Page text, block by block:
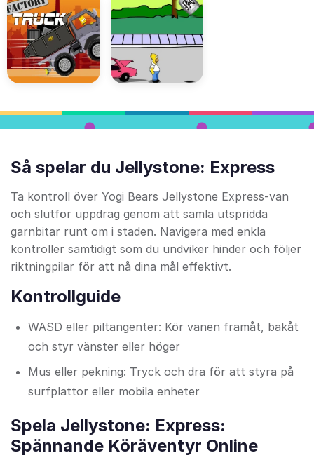
Så spelar du Jellystone: Express
Ta kontroll över Yogi Bears Jellystone Express-van
och slutför uppdrag genom att samla utspridda
garnbitar runt om i staden. Navigera med enkla
kontroller samtidigt som du undviker hinder och följer
riktningpilar för att nå dina mål effektivt.
Kontrollguide
WASD eller piltangenter: Kör vanen framåt, bakåt
och styr vänster eller höger
Mus eller pekning: Tryck och dra för att styra på
surfplattor eller mobila enheter
Spela Jellystone: Express:
Spännande Köräventyr Online